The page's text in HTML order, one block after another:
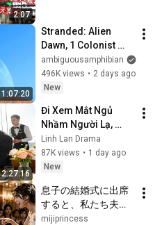
2:07
1:07:20
Stranded: Alien
Dawn, 1 Colonist
Start...
ambiguousamphibian
496K views • 2 days ago
New
2:27:16
Đi Xem Mắt Ngủ
Nhầm Người Lạ,
Chốt Đơn Kết Hôn
Chớp Nhoáng, Nào
Ngờ Lại Trở Thành
Linh Lan Drama
87K views • 1 day ago
New
息子の結婚式に出席
すると、私たち夫婦
の席だけなかった。
mijiprincess